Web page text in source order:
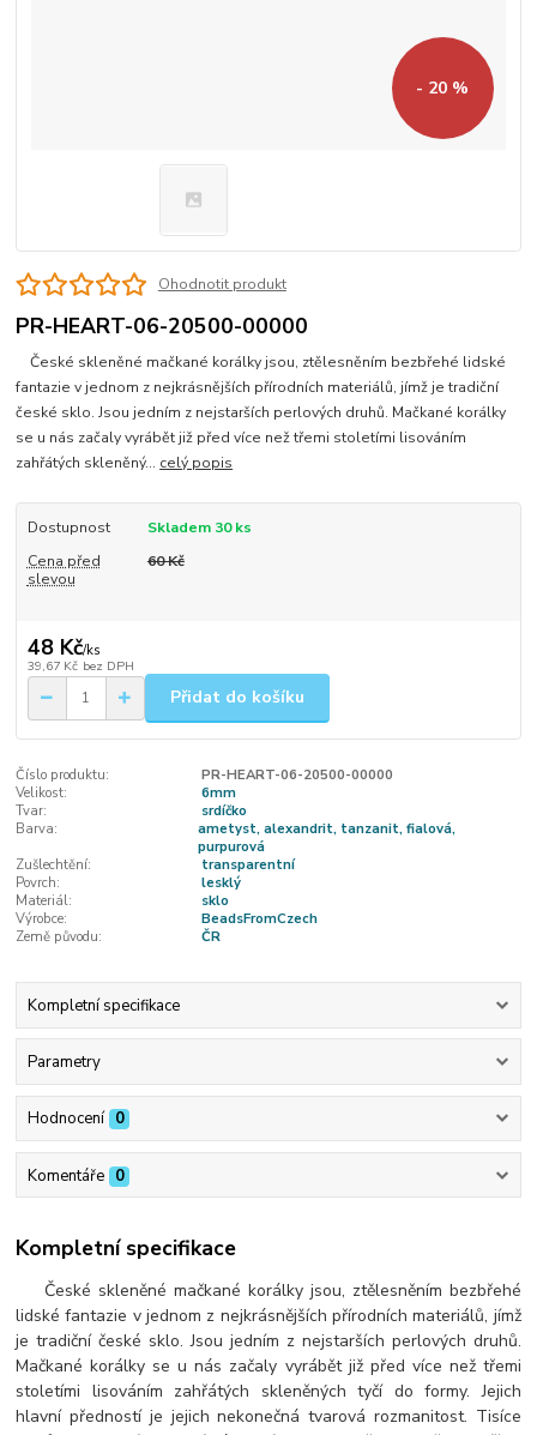
- 20 %
Ohodnotit produkt
PR-HEART-06-20500-00000
České skleněné mačkané korálky jsou, ztělesněním bezbřehé lidské
fantazie v jednom z nejkrásnějších přírodních materiálů, jímž je tradiční
české sklo. Jsou jedním z nejstarších perlových druhů. Mačkané korálky
se u nás začaly vyrábět již před více než třemi stoletími lisováním
zahřátých skleněný... celý popis
Dostupnost
Skladem 30 ks
Cena před
slevou
60 Kč
48 Kč/ks
39,67 Kč bez DPH
Přidat do košíku
Číslo produktu:
PR-HEART-06-20500-00000
Velikost:
6mm
Tvar:
srdíčko
Barva:
ametyst, alexandrit, tanzanit, fialová,
purpurová
Zušlechtění:
transparentní
Povrch:
lesklý
Materiál:
sklo
Výrobce:
BeadsFromCzech
Země původu:
ČR
Kompletní specifikace
Parametry
Hodnocení 0
Komentáře 0
Kompletní specifikace
České skleněné mačkané korálky jsou, ztělesněním bezbřehé
lidské fantazie v jednom z nejkrásnějších přírodních materiálů, jímž
je tradiční české sklo. Jsou jedním z nejstarších perlových druhů.
Mačkané korálky se u nás začaly vyrábět již před více než třemi
stoletími lisováním zahřátých skleněných tyčí do formy. Jejich
hlavní předností je jejich nekonečná tvarová rozmanitost. Tisíce